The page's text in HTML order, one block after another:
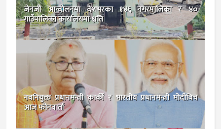
जेनजी आन्दोलनमा देशभरका १४६ नगरपालिका र ४०
गाउँपालिका कार्यालयमा क्षति
नवनियुक्त प्रधानमन्त्री कार्की र भारतीय प्रधानमन्त्री मोदीबिच
आज फोनवार्ता